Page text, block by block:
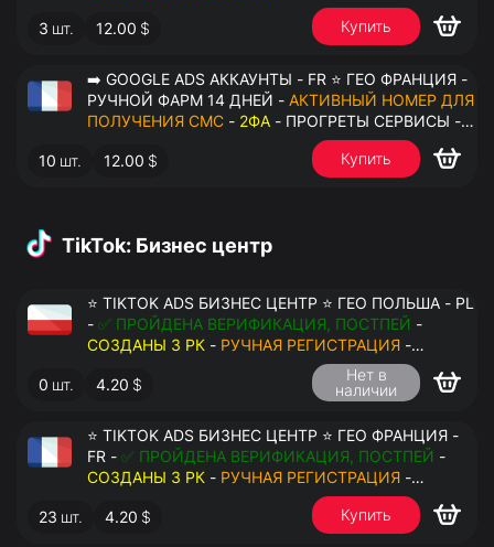
3 шт. 12.00 $ Купить
➡️ GOOGLE ADS АККАУНТЫ - FR ⭐ ГЕО ФРАНЦИЯ -
РУЧНОЙ ФАРМ 14 ДНЕЙ - АКТИВНЫЙ НОМЕР ДЛЯ
ПОЛУЧЕНИЯ СМС - 2ФА - ПРОГРЕТЫ СЕРВИСЫ -
10 шт. 12.00 $ Купить
TikTok: Бизнес центр
⭐ TIKTOK ADS БИЗНЕС ЦЕНТР ⭐ ГЕО ПОЛЬША - PL
- ✅ ПРОЙДЕНА ВЕРИФИКАЦИЯ, ПОСТПЕЙ -
СОЗДАНЫ 3 РК - РУЧНАЯ РЕГИСТРАЦИЯ -
ДОСТУП К ПОЧТЕ - КУКИ - ВАТ ЗАПОЛНЕН -
ПЕРЕДАЧА В АНТИДЕТЕКТ
0 шт. 4.20 $
Нет в
наличии
⭐ TIKTOK ADS БИЗНЕС ЦЕНТР ⭐ ГЕО ФРАНЦИЯ -
FR - ✅ ПРОЙДЕНА ВЕРИФИКАЦИЯ, ПОСТПЕЙ -
СОЗДАНЫ 3 РК - РУЧНАЯ РЕГИСТРАЦИЯ -
ДОСТУП К ПОЧТЕ - КУКИ - ВАТ ЗАПОЛНЕН -
ПЕРЕДАЧА В АНТИДЕТЕКТ
23 шт. 4.20 $ Купить